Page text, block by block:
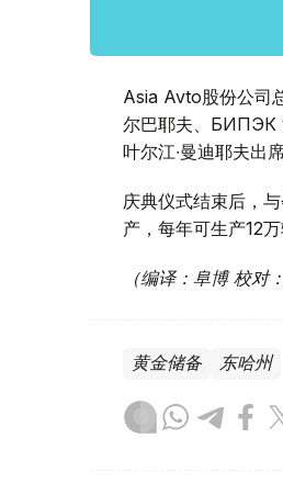
Asia Avto股份公司
尔巴耶夫、БИПЭК
叶尔江∙曼迪耶夫出席
庆典仪式结束后，
产，每年可生产12万
（编译：阜博 校对
黄金储备 东哈州